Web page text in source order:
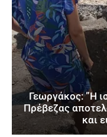
Γεωργάκος: ”Η
Πρέβεζας
και